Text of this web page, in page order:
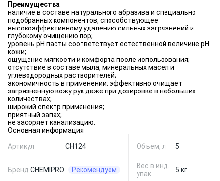
Преимущества
наличие в составе натурального абразива и специально
подобранных компонентов, способствующее
высокоэффективному удалению сильных загрязнений и
глубокому очищению пор;
уровень pH пасты соответствует естественной величине pH
кожи;
ощущение мягкости и комфорта после использования;
отсутствие в составе мыла, минеральных масел и
углеводородных растворителей;
экономичность в применении: эффективно очищает
загрязненную кожу рук даже при дозировке в небольших
количествах;
широкий спектр применения;
приятный запах;
не засоряет канализацию.
Основная информация
Артикул
CH124
Бренд CHEMIPRO Рекомендуем
Объем, л 5
Вес в инд.
упак.
5 кг